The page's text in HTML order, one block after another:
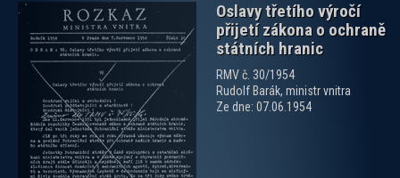
Oslavy třetího výročí
přijetí zákona o ochraně
státních hranic
RMV č. 30/1954
Rudolf Barák, ministr vnitra
Ze dne: 07.06.1954
zobrazit PDF dokument